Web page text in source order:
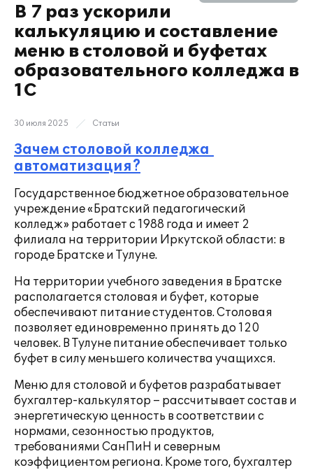
В 7 раз ускорили
калькуляцию и составление
меню в столовой и буфетах
образовательного колледжа в
1С
30 июля 2025 Статьи
Зачем столовой колледжа
автоматизация?
Государственное бюджетное образовательное
учреждение «Братский педагогический
колледж» работает с 1988 года и имеет 2
филиала на территории Иркутской области: в
городе Братске и Тулуне.
На территории учебного заведения в Братске
располагается столовая и буфет, которые
обеспечивают питание студентов. Столовая
позволяет единовременно принять до 120
человек. В Тулуне питание обеспечивает только
буфет в силу меньшего количества учащихся.
Меню для столовой и буфетов разрабатывает
бухгалтер-калькулятор – рассчитывает состав и
энергетическую ценность в соответствии с
нормами, сезонностью продуктов,
требованиями СанПиН и северным
коэффициентом региона. Кроме того, бухгалтер